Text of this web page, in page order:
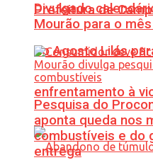
Prefeitura de
do Agosto Lilás
enfrentamento à
Divulgado
Mourão para o
Pesquisa do
aponta queda nos
combustíveis e do
entrega